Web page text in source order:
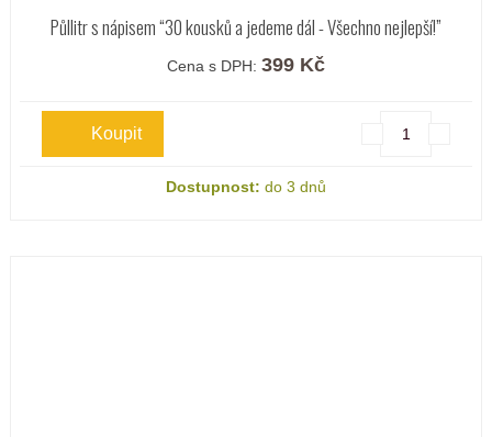
Půllitr s nápisem “30 kousků a jedeme dál - Všechno nejlepší!”
Cena s DPH: 399 Kč
Dostupnost: do 3 dnů